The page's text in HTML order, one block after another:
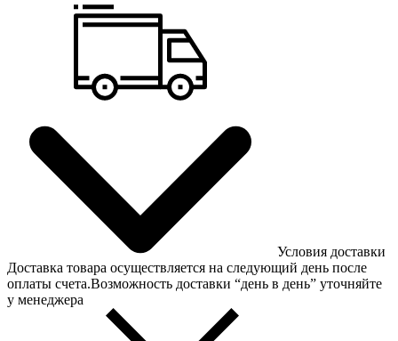
Условия доставки
Доставка товара осуществляется на следующий день после
оплаты счета.Возможность доставки “день в день” уточняйте
у менеджера